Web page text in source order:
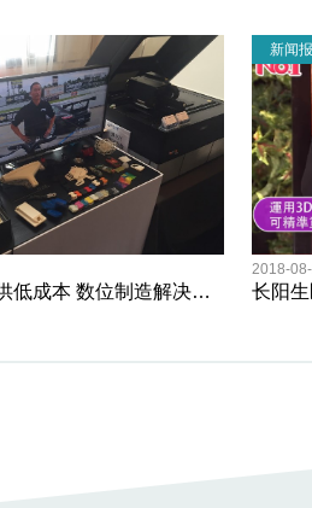
震旦通业提供低成本 数位制造解决方案
新闻
2018-